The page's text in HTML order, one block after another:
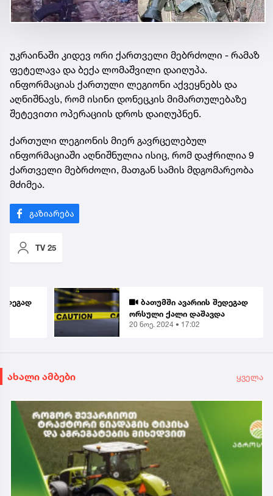
უკრაინაში კიდევ ორი ქართველი მებრძოლი - რამაზ
ფეტელავა და ბექა ლომაშვილი დაიღუპა.
ინფორმაციას ქართული ლეგიონი აქვეყნებს და
აღნიშნავს, რომ ისინი დონეცკის მიმართულებაზე
შეტევითი ოპერაციის დროს დაიღუპნენ.
ქართული ლეგიონის მიერ გავრცელებულ
ინფორმაციაში აღნიშნულია ისიც, რომ დაჭრილია 9
ქართველი მებრძოლი, მათგან სამის მდგომარეობა
მძიმეა.
TV 25
ბათუმში ავარიის შედეგად
ორსული ქალი დაშავდა
20 ნოე. 2024 • 17:02
ახალი ამბები ყველა